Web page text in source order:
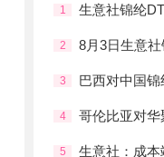
1
2
3
4
5